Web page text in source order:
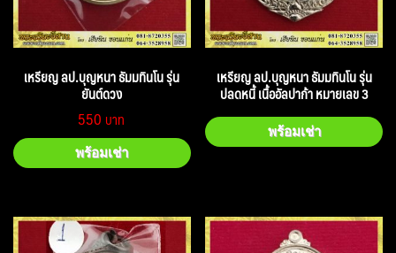
เหรียญ ลป.บุญหนา ธัมมทินโน รุ่น
ยันต์ดวง
550
พร้อมเช่า
เหรียญ ลป.บุญหนา ธัมมทินโน รุ่น
ปลดหนี้ เนื้ออัลปาก้า หมายเลข 3
พร้อมเช่า